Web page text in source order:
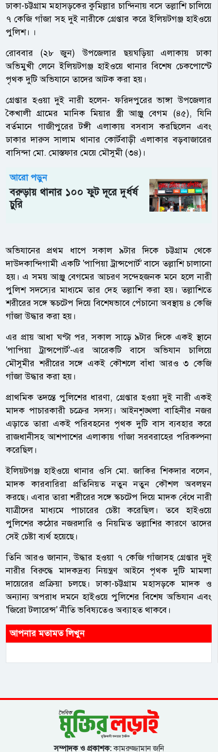
ঢাকা-চট্টগ্রাম মহাসড়কের কুমিল্লার চান্দিনায় বসে তল্লাশি চালিয়ে
৭ কেজি গাঁজা সহ দুই নারীকে গ্রেপ্তার করে ইলিয়টগঞ্জ হাইওয়ে
পুলিশ। ।
রোববার (২৮ জুন) উপজেলার ছয়ঘড়িয়া এলাকায় ঢাকা
অভিমুখী লেনে ইলিয়টগঞ্জ হাইওয়ে থানার বিশেষ চেকপোস্টে
পৃথক দুটি অভিযানে তাদের আটক করা হয়।
গ্রেপ্তার হওয়া দুই নারী হলেন- ফরিদপুরের ভাঙ্গা উপজেলার
কৈখালী গ্রামের মানিক মিয়ার স্ত্রী আঞ্জু বেগম (৪৫), যিনি
বর্তমানে গাজীপুরের টঙ্গী এলাকায় বসবাস করছিলেন এবং
ঢাকার দারুস সালাম থানার কোর্টবাড়ী এলাকার বড়বাজারের
বাসিন্দা মো. মোস্তফার মেয়ে মৌসুমী (৩৪)।
আরো পড়ুন
বরুড়ায় থানার ১০০ ফুট দূরে দুর্ধর্ষ
চুরি
অভিযানের প্রথম ধাপে সকাল ৯টার দিকে চট্টগ্রাম থেকে
দাউদকান্দিগামী একটি 'পাপিয়া ট্রান্সপোর্ট' বাসে তল্লাশি চালানো
হয়। এ সময় আঞ্জু বেগমের আচরণ সন্দেহজনক মনে হলে নারী
পুলিশ সদস্যের মাধ্যমে তার দেহ তল্লাশি করা হয়। তল্লাশিতে
শরীরের সঙ্গে স্কচটেপ দিয়ে বিশেষভাবে পেঁচানো অবস্থায় ৪ কেজি
গাঁজা উদ্ধার করা হয়।
এর প্রায় আধা ঘণ্টা পর, সকাল সাড়ে ৯টার দিকে একই স্থানে
'পাপিয়া ট্রান্সপোর্ট'-এর আরেকটি বাসে অভিযান চালিয়ে
মৌসুমীর শরীরের সঙ্গে একই কৌশলে বাঁধা আরও ৩ কেজি
গাঁজা উদ্ধার করা হয়।
প্রাথমিক তদন্তে পুলিশের ধারণা, গ্রেপ্তার হওয়া দুই নারী একই
মাদক পাচারকারী চক্রের সদস্য। আইনশৃঙ্খলা বাহিনীর নজর
এড়াতে তারা একই পরিবহনের পৃথক দুটি বাস ব্যবহার করে
রাজধানীসহ আশপাশের এলাকায় গাঁজা সরবরাহের পরিকল্পনা
করেছিল।
ইলিয়টগঞ্জ হাইওয়ে থানার ওসি মো. জাকির শিকদার বলেন,
মাদক কারবারিরা প্রতিনিয়ত নতুন নতুন কৌশল অবলম্বন
করছে। এবার তারা শরীরের সঙ্গে স্কচটেপ দিয়ে মাদক বেঁধে নারী
যাত্রীদের মাধ্যমে পাচারের চেষ্টা করেছিল। তবে হাইওয়ে
পুলিশের কঠোর নজরদারি ও নিয়মিত তল্লাশির কারণে তাদের
সেই চেষ্টা ব্যর্থ হয়েছে।
তিনি আরও জানান, উদ্ধার হওয়া ৭ কেজি গাঁজাসহ গ্রেপ্তার দুই
নারীর বিরুদ্ধে মাদকদ্রব্য নিয়ন্ত্রণ আইনে পৃথক দুটি মামলা
দায়েরের প্রক্রিয়া চলছে। ঢাকা-চট্টগ্রাম মহাসড়কে মাদক ও
অন্যান্য অপরাধ দমনে হাইওয়ে পুলিশের বিশেষ অভিযান এবং
'জিরো টলারেন্স' নীতি ভবিষ্যতেও অব্যাহত থাকবে।
আপনার মতামত লিখুন
সম্পাদক ও প্রকাশক:কামরুজ্জামান জনি